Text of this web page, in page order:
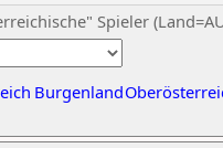
Spieler
Burgenland